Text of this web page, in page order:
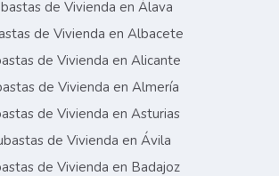
de Vivienda en Álava
de Vivienda en Albacete
de Vivienda en Alicante
de Vivienda en Almería
de Vivienda en Asturias
de Vivienda en Ávila
de Vivienda en Badajoz